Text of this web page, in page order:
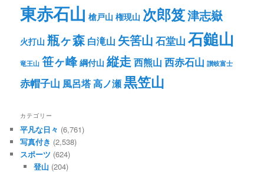
東赤石山 槍戸山 権現山 次郎笈津志嶽
火打山 瓶ヶ森 白滝山 矢筈山 石堂山 石鎚山
竜王山 笹ヶ峰 綱付山 縦走西熊山 西赤石山 讃岐富士
赤帽子山 風呂塔高ノ瀬黒笠山
カテゴリー
平凡な日々 (6,761)
写真付き (2,538)
スポーツ (624)
登山 (204)